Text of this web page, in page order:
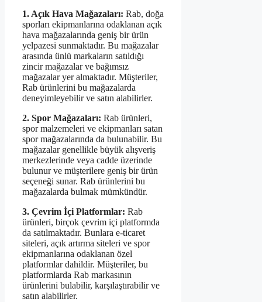
1. Açık Hava Mağazaları: Rab, doğa
sporları ekipmanlarına odaklanan açık
hava mağazalarında geniş bir ürün
yelpazesi sunmaktadır. Bu mağazalar
arasında ünlü markaların satıldığı
zincir mağazalar ve bağımsız
mağazalar yer almaktadır. Müşteriler,
Rab ürünlerini bu mağazalarda
deneyimleyebilir ve satın alabilirler.
2. Spor Mağazaları: Rab ürünleri,
spor malzemeleri ve ekipmanları satan
spor mağazalarında da bulunabilir. Bu
mağazalar genellikle büyük alışveriş
merkezlerinde veya cadde üzerinde
bulunur ve müşterilere geniş bir ürün
seçeneği sunar. Rab ürünlerini bu
mağazalarda bulmak mümkündür.
3. Çevrim İçi Platformlar: Rab
ürünleri, birçok çevrim içi platformda
da satılmaktadır. Bunlara e-ticaret
siteleri, açık artırma siteleri ve spor
ekipmanlarına odaklanan özel
platformlar dahildir. Müşteriler, bu
platformlarda Rab markasının
ürünlerini bulabilir, karşılaştırabilir ve
satın alabilirler.